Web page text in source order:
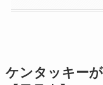
ケンタッキー